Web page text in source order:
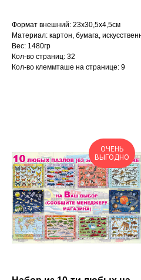
Формат внешний: 23х30,5х4,5см
Материал: картон, бумага,
Вес: 1480гр
Кол-во страниц: 32
Кол-во клеммташе на странице: 9
ОЧЕНЬ
ВЫГОДНО